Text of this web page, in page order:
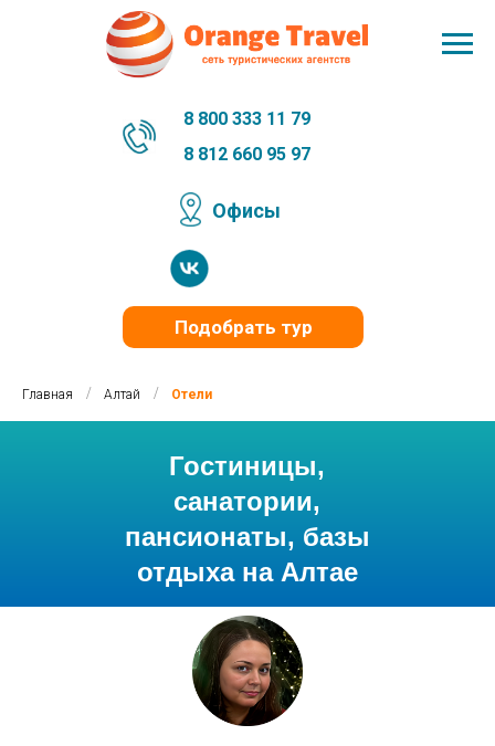
Подобрать тур
Офисы
8 812 660 95 97
8 800 333 11 79
Главная / Алтай / Отели
Гостиницы,
санатории,
пансионаты, базы
отдыха на Алтае